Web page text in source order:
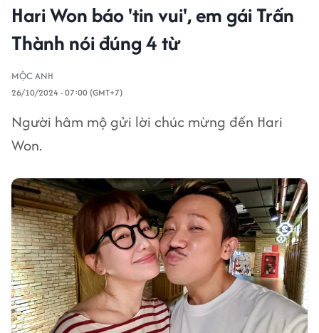
Hari Won báo 'tin vui', em gái Trấn
Thành nói đúng 4 từ
MỘC ANH
26/10/2024 - 07:00 (GMT+7)
Người hâm mộ gửi lời chúc mừng đến Hari
Won.